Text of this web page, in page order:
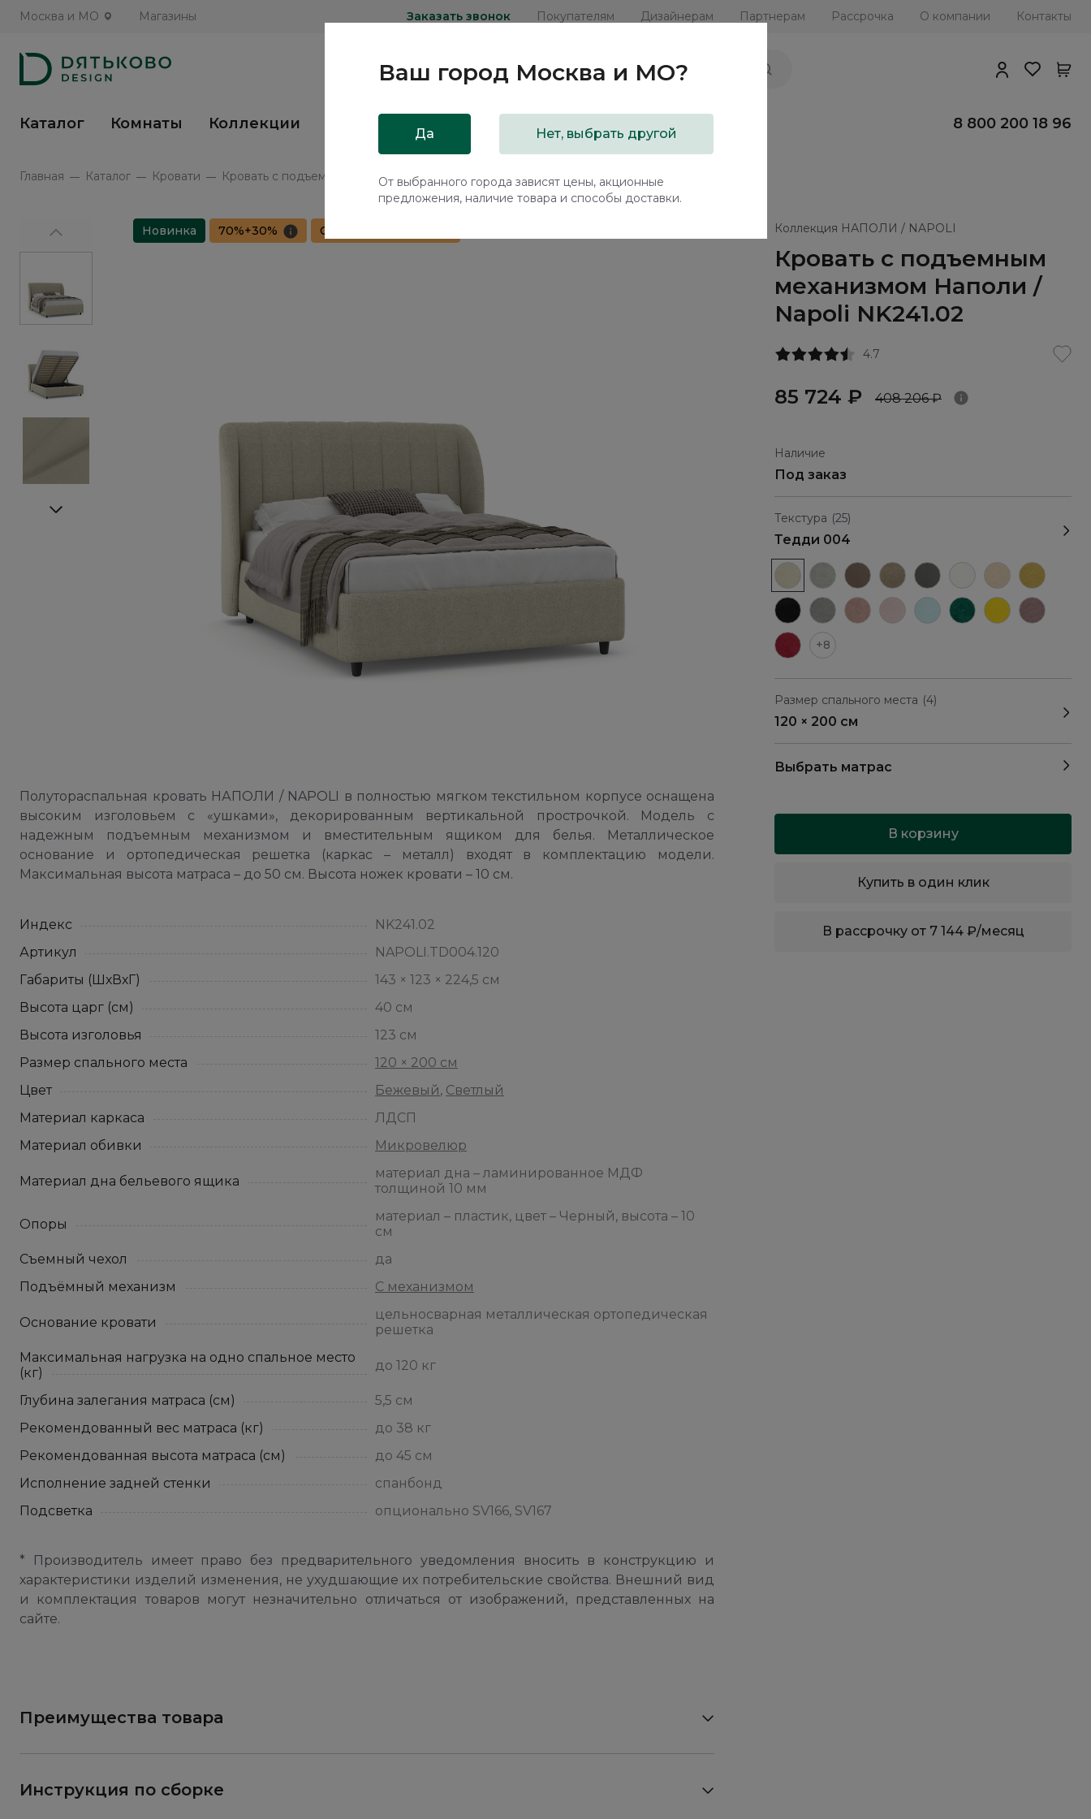
Москва и МО Магазины Заказать звонок Покупателям Дизайнерам Партнерам Рассрочка О компании Контакты
Каталог Комнаты Коллекции Распродажа 8 800 200 18 96
Главная Каталог Кровати Кровать с подъемным механизмом Наполи / Napoli NK241.02
Коллекция НАПОЛИ / NAPOLI
Кровать с подъемным
механизмом Наполи /
Napoli NK241.02
4.7
85 724 ₽ 408 206 ₽
Наличие
Под заказ
Текстура (25)
Тедди 004
+8
Размер спального места (4)
120 × 200 см
Выбрать матрас
В корзину
Купить в один клик
В рассрочку от 7 144 ₽/месяц
Новинка 70%+30% Сборка в подарок
Полутораспальная кровать НАПОЛИ / NAPOLI в полностью мягком текстильном корпусе оснащена
высоким изголовьем с «ушками», декорированным вертикальной прострочкой. Модель с
надежным подъемным механизмом и вместительным ящиком для белья. Металлическое
основание и ортопедическая решетка (каркас – металл) входят в комплектацию модели.
Максимальная высота матраса – до 50 см. Высота ножек кровати – 10 см.
Индекс
NK241.02
Артикул
NAPOLI.TD004.120
Габариты (ШхВхГ)
143 × 123 × 224,5 см
Высота царг (см)
40 см
Высота изголовья
123 см
Размер спального места
120 × 200 см
Цвет
Бежевый, Светлый
Материал каркаса
ЛДСП
Материал обивки
Микровелюр
Материал дна бельевого ящика
материал дна – ламинированное МДФ
толщиной 10 мм
Опоры
материал – пластик, цвет – Черный, высота – 10
см
Съемный чехол
да
Подъёмный механизм
С механизмом
Основание кровати
цельносварная металлическая ортопедическая
решетка
Максимальная нагрузка на одно спальное место
(кг)
до 120 кг
Глубина залегания матраса (см)
5,5 см
Рекомендованный вес матраса (кг)
до 38 кг
Рекомендованная высота матраса (см)
до 45 см
Исполнение задней стенки
спанбонд
Подсветка
опционально SV166, SV167
* Производитель имеет право без предварительного уведомления вносить в конструкцию и
характеристики изделий изменения, не ухудшающие их потребительские свойства. Внешний вид
и комплектация товаров могут незначительно отличаться от изображений, представленных на
сайте.
Преимущества товара
Инструкция по сборке
Ваш город Москва и МО?
Да Нет, выбрать другой
От выбранного города зависят цены, акционные
предложения, наличие товара и способы доставки.